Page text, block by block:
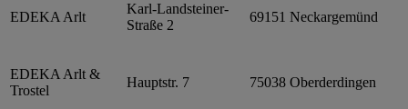
EDEKA Arlt
Karl-Landsteiner-
Straße 2
69151 Neckargemünd
EDEKA Arlt &
Trostel
Hauptstr. 7 75038 Oberderdingen